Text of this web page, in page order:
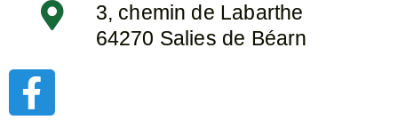
3, chemin de Labarthe
64270 Salies de Béarn